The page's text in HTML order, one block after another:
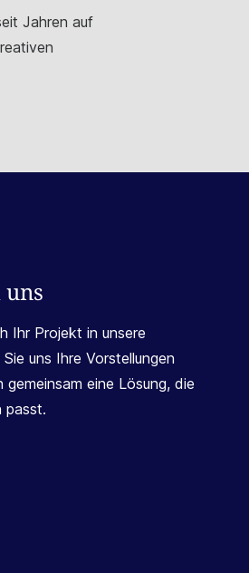
Jahren auf
Ihr Projekt in unsere
uns Ihre Vorstellungen
eine Lösung, die
passt.